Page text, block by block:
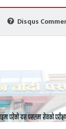
Disqus